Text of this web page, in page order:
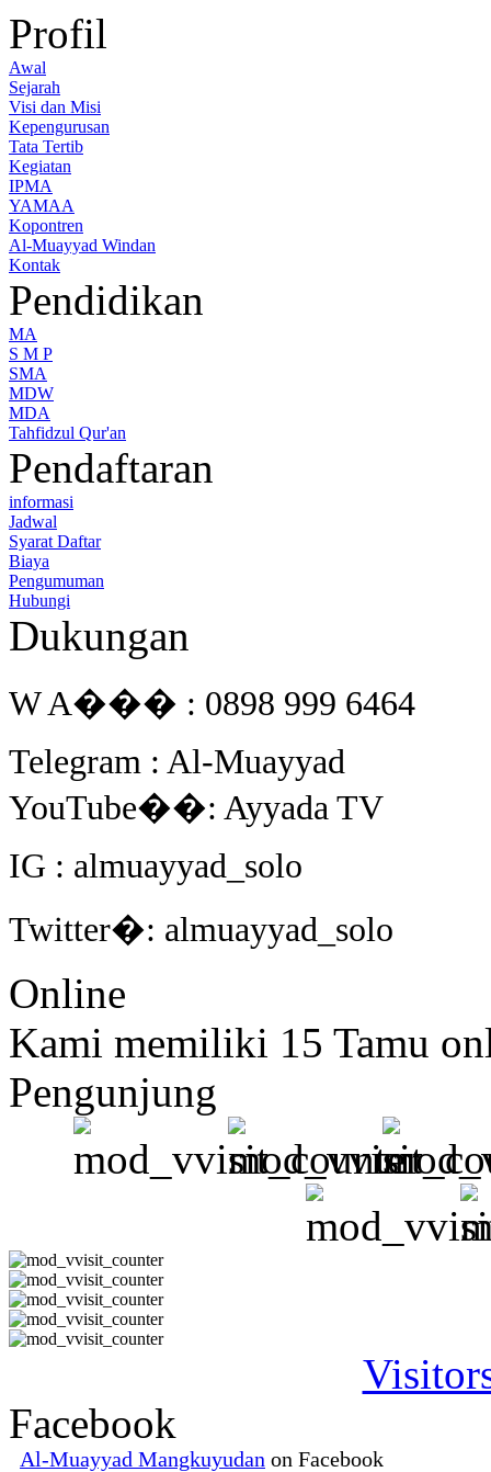
Profil
Awal
Sejarah
Visi dan Misi
Kepengurusan
Tata Tertib
Kegiatan
IPMA
YAMAA
Kopontren
Al-Muayyad Windan
Kontak
Pendidikan
MA
S M P
SMA
MDW
MDA
Tahfidzul Qur'an
Pendaftaran
informasi
Jadwal
Syarat Daftar
Biaya
Pengumuman
Hubungi
Dukungan
W A��� : 0898 999 6464
Telegram : Al-Muayyad
YouTube��: Ayyada TV
IG : almuayyad_solo
Twitter�: almuayyad_solo
Online
Kami memiliki 15 Tamu
Pengunjung
Facebook
Al-Muayyad Mangkuyudan on Facebook